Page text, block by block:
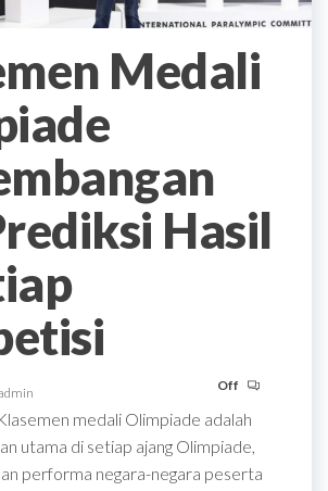
Medali
Hasil
Off
medali Olimpiade adalah
utama di setiap ajang Olimpiade,
performa negara-negara peserta